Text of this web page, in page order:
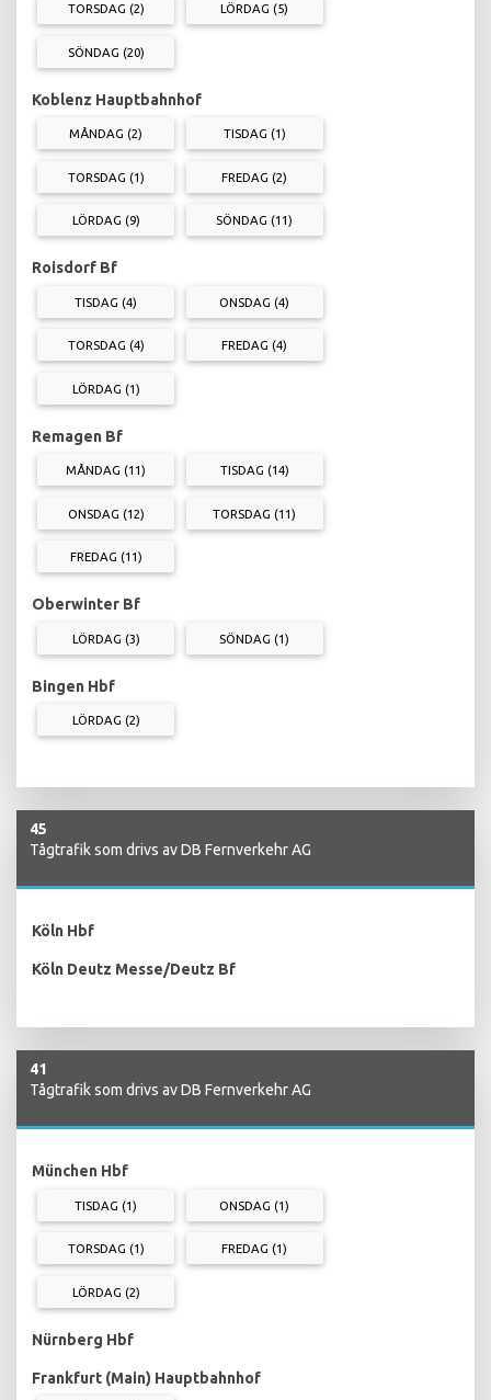
TORSDAG (2) LÖRDAG (5)
SÖNDAG (20)
Koblenz Hauptbahnhof
MÅNDAG (2) TISDAG (1)
TORSDAG (1) FREDAG (2)
LÖRDAG (9) SÖNDAG (11)
Roisdorf Bf
TISDAG (4) ONSDAG (4)
TORSDAG (4) FREDAG (4)
LÖRDAG (1)
Remagen Bf
MÅNDAG (11) TISDAG (14)
ONSDAG (12) TORSDAG (11)
FREDAG (11)
Oberwinter Bf
LÖRDAG (3) SÖNDAG (1)
Bingen Hbf
LÖRDAG (2)
45
Tågtrafik som drivs av DB Fernverkehr AG
Köln Hbf
Köln Deutz Messe/Deutz Bf
41
Tågtrafik som drivs av DB Fernverkehr AG
München Hbf
TISDAG (1) ONSDAG (1)
TORSDAG (1) FREDAG (1)
LÖRDAG (2)
Nürnberg Hbf
Frankfurt (Main) Hauptbahnhof